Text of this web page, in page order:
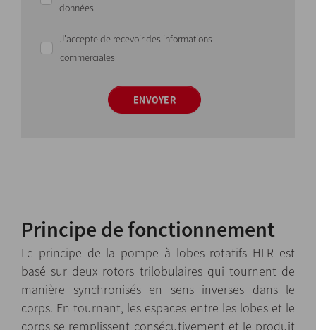
données
J'accepte de recevoir des informations
commerciales
ENVOYER
Principe de fonctionnement
Le principe de la pompe à lobes rotatifs HLR est
basé sur deux rotors trilobulaires qui tournent de
manière synchronisés en sens inverses dans le
corps. En tournant, les espaces entre les lobes et le
corps se remplissent consécutivement et le produit